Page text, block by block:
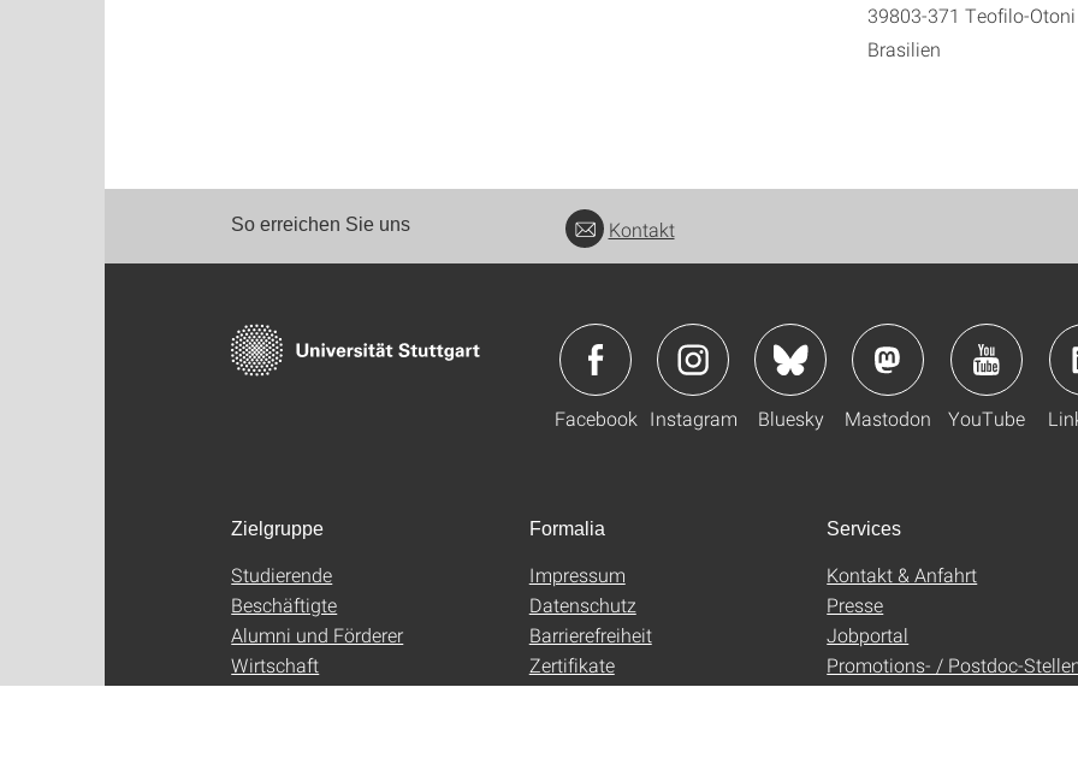
39803-371 Teofilo-Otoni
Brasilien
So erreichen Sie uns Kontakt
Facebook Instagram Bluesky Mastodon YouTube
Zielgruppe
Studierende
Beschäftigte
Alumni und Förderer
Wirtschaft
Formalia
Impressum
Datenschutz
Barrierefreiheit
Zertifikate
Services
Kontakt & Anfahrt
Presse
Jobportal
Promotions- / Postdoc-